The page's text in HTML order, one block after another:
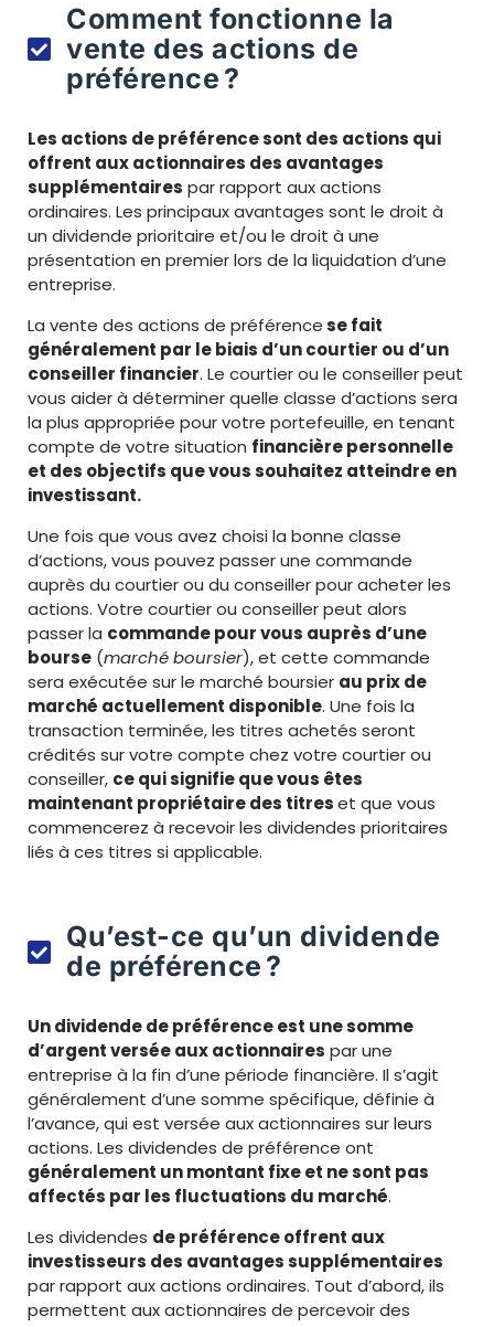
Comment fonctionne la
vente des actions de
préférence ?
Les actions de préférence sont des actions qui
offrent aux actionnaires des avantages
supplémentaires par rapport aux actions
ordinaires. Les principaux avantages sont le droit à
un dividende prioritaire et/ou le droit à une
présentation en premier lors de la liquidation d’une
entreprise.
La vente des actions de préférencese fait
généralement par le biais d’un courtier ou d’un
conseiller financier. Le courtier ou le conseiller peut
vous aider à déterminer quelle classe d’actions sera
la plus appropriée pour votre portefeuille, en tenant
compte de votre situation financière personnelle
et des objectifs que vous souhaitez atteindre en
investissant.
Une fois que vous avez choisi la bonne classe
d’actions, vous pouvez passer une commande
auprès du courtier ou du conseiller pour acheter les
actions. Votre courtier ou conseiller peut alors
passer la commande pour vous auprès d’une
bourse (marché boursier), et cette commande
sera exécutée sur le marché boursier au prix de
marché actuellement disponible. Une fois la
transaction terminée, les titres achetés seront
crédités sur votre compte chez votre courtier ou
conseiller, ce qui signifie que vous êtes
maintenant propriétaire des titreset que vous
commencerez à recevoir les dividendes prioritaires
liés à ces titres si applicable.
Qu’est-ce qu’un dividende
de préférence ?
Un dividende de préférence est une somme
d’argent versée aux actionnaires par une
entreprise à la fin d’une période financière. Il s’agit
généralement d’une somme spécifique, définie à
l’avance, qui est versée aux actionnaires sur leurs
actions. Les dividendes de préférence ont
généralement un montant fixe et ne sont pas
affectés par les fluctuations du marché.
Les dividendes de préférence offrent aux
investisseurs des avantages supplémentaires
par rapport aux actions ordinaires. Tout d’abord, ils
permettent aux actionnaires de percevoir des